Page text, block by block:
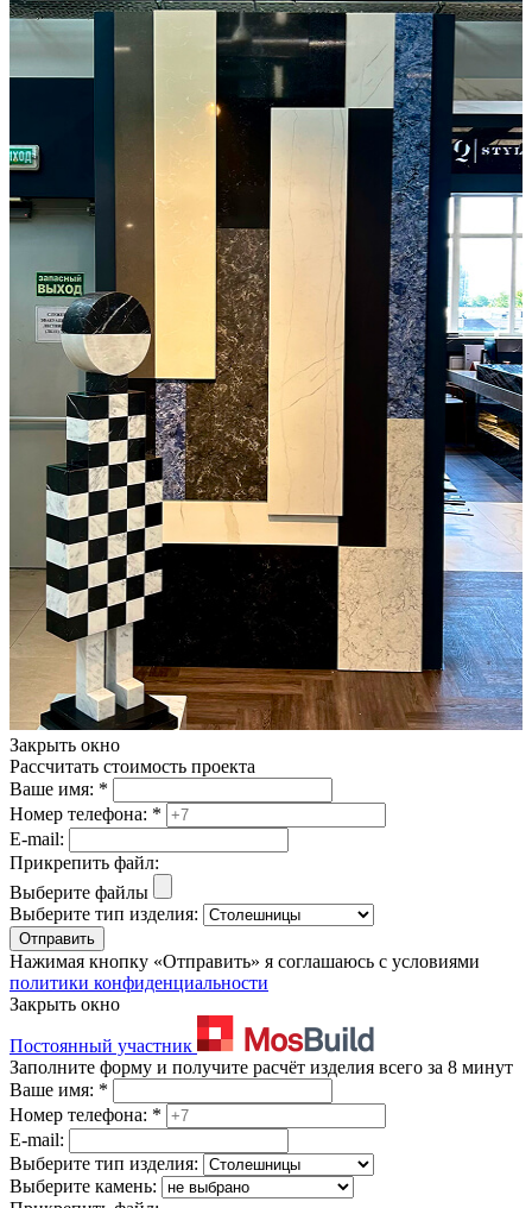
Закрыть окно
Рассчитать стоимость проекта
Ваше имя: *
Номер телефона: *
E-mail:
Прикрепить файл:
Выберите файлы
Выберите тип изделия:
Отправить
Нажимая кнопку «Отправить» я соглашаюсь с условиями
политики конфиденциальности
Закрыть окно
Постоянный участник
Заполните форму и получите расчёт изделия всего за 8 минут
Ваше имя: *
Номер телефона: *
E-mail:
Выберите тип изделия:
Выберите камень: